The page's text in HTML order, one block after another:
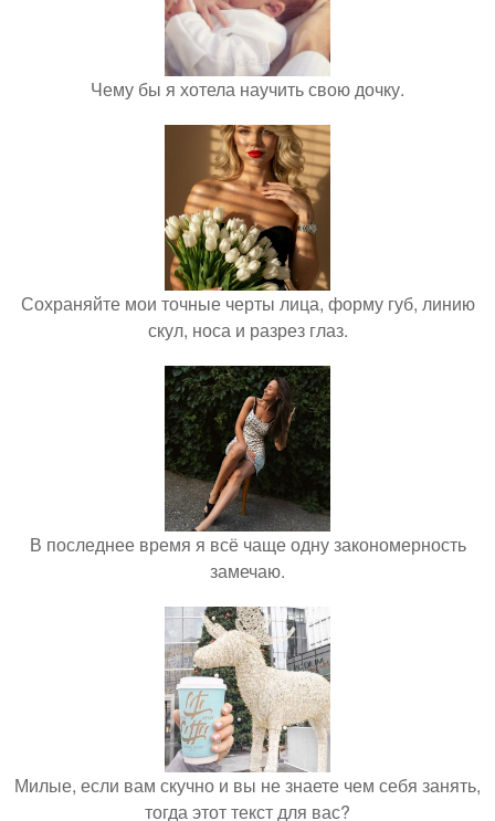
Чему бы я хотела научить свою дочку.
Сохраняйте мои точные черты лица, форму губ, линию
скул, носа и разрез глаз.
В последнее время я всё чаще одну закономерность
замечаю.
Милые, если вам скучно и вы не знаете чем себя занять,
тогда этот текст для вас?